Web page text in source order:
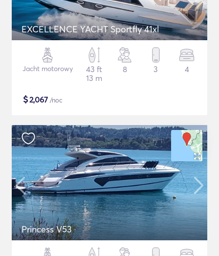
EXCELLENCE YACHT Sportfly 41xl
Jacht motorowy
43 ft
13 m
8 3 4
$2,067 /noc
Princess V53